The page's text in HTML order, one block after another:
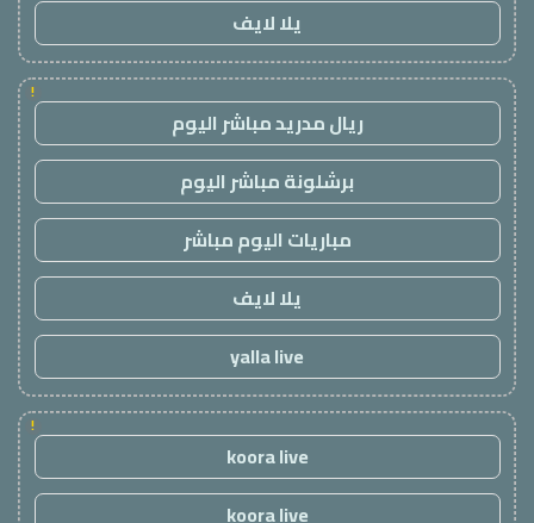
يلا لايف
!
ريال مدريد مباشر اليوم
برشلونة مباشر اليوم
مباريات اليوم مباشر
يلا لايف
yalla live
!
koora live
koora live